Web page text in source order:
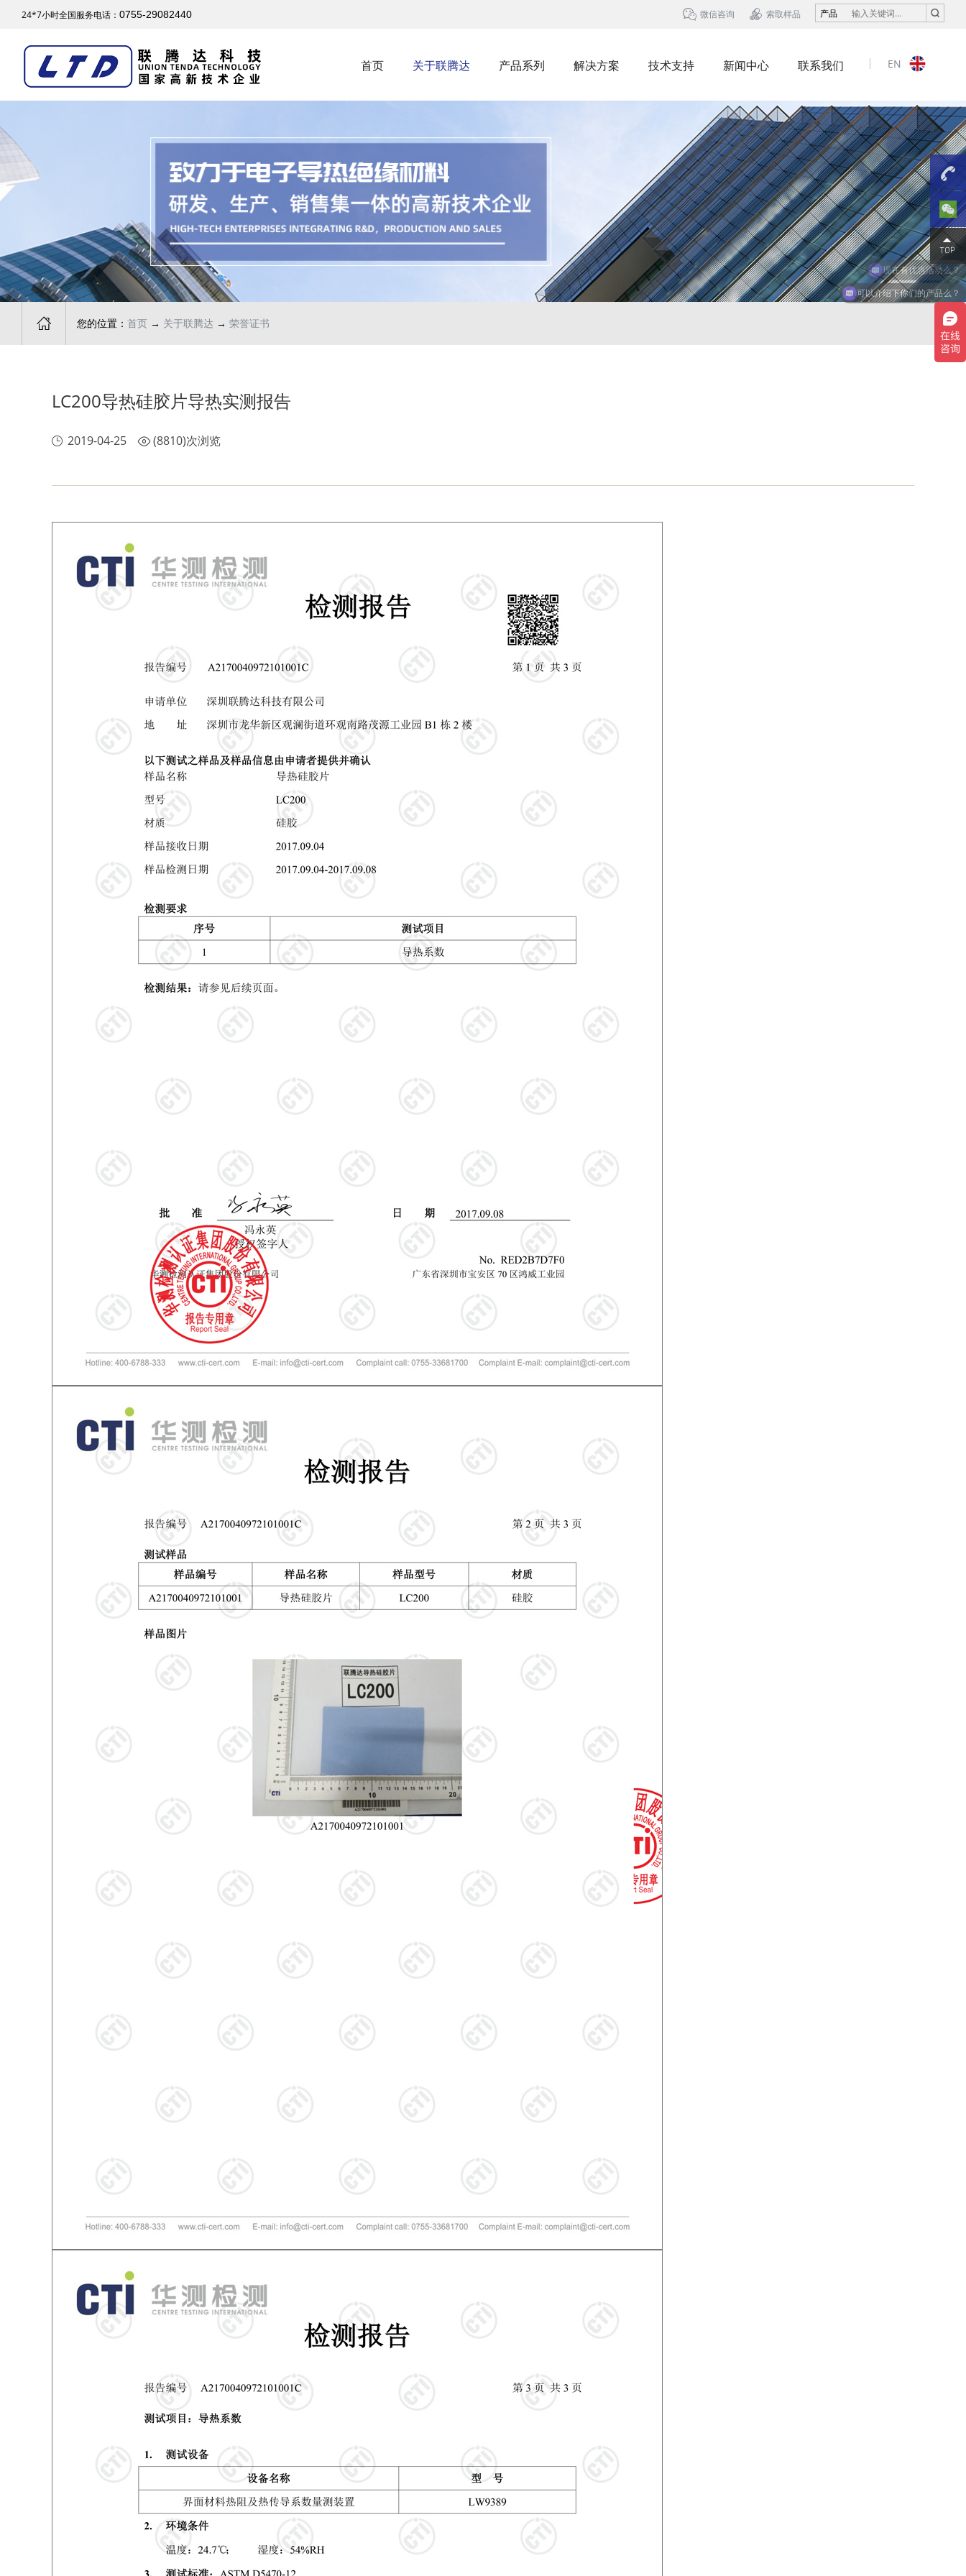
24*7小时全国服务电话： 0755-29082440  微信咨询  索取样品 产品
首页 关于联腾达 产品系列 解决方案 技术支持 新闻中心 联系我们 EN
 您的位置： 首页 → 关于联腾达 → 荣誉证书
LC200导热硅胶片导热实测报告
2019-04-25 (8810)次浏览
可以介绍下你们的产品么？